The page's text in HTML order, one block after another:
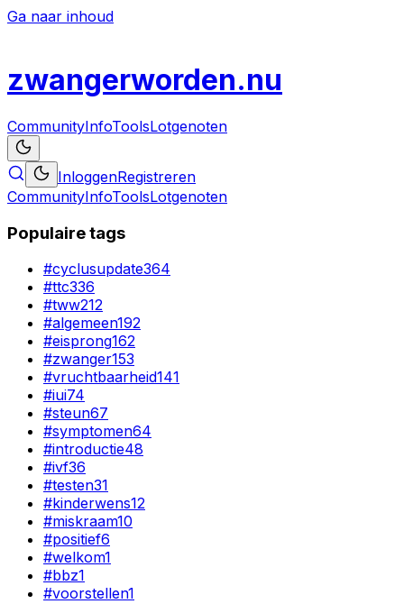
Ga naar inhoud
zwangerworden.nu
CommunityInfoToolsLotgenoten
InloggenRegistreren
CommunityInfoToolsLotgenoten
Populaire tags
#cyclusupdate364
#ttc336
#tww212
#algemeen192
#eisprong162
#zwanger153
#vruchtbaarheid141
#iui74
#steun67
#symptomen64
#introductie48
#ivf36
#testen31
#kinderwens12
#miskraam10
#positief6
#welkom1
#bbz1
#voorstellen1